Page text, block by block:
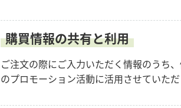
購買情報の共有と利用
ご注文の際にご入力いただく情報のうち
のプロモーション活動に活用させていただ